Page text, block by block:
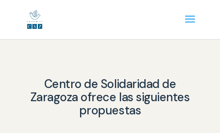
Centro de Solidaridad de
Zaragoza ofrece las siguientes
propuestas